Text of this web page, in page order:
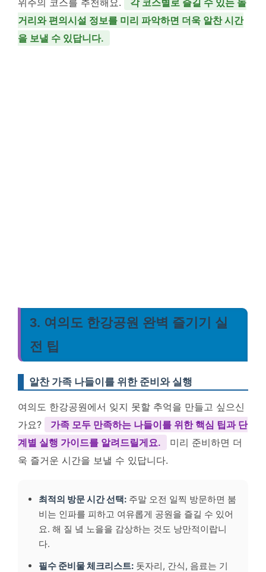
거리와 편의시설 정보를 미리 파악하면 더욱 알찬 시간
을 보낼 수 있답니다.
3. 여의도 한강공원 완벽 즐기기 실
전 팁
알찬 가족 나들이를 위한 준비와 실행
여의도 한강공원에서 잊지 못할 추억을 만들고 싶으신
가요?
가족 모두 만족하는 나들이를 위한 핵심 팁과 단
계별 실행 가이드를 알려드릴게요.
미리 준비하면 더
욱 즐거운 시간을 보낼 수 있답니다.
최적의 방문 시간 선택: 주말 오전 일찍 방문하면 붐
비는 인파를 피하고 여유롭게 공원을 즐길 수 있어
요. 해 질 녘 노을을 감상하는 것도 낭만적이랍니
다.
필수 준비물 체크리스트: 돗자리, 간식, 음료는 기